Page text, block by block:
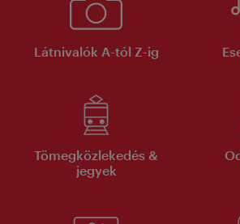
Látnivalók A-tól Z-ig
Tömegközlekedés &
jegyek